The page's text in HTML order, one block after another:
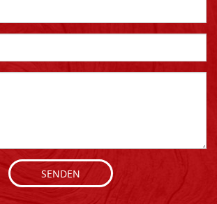
SENDEN